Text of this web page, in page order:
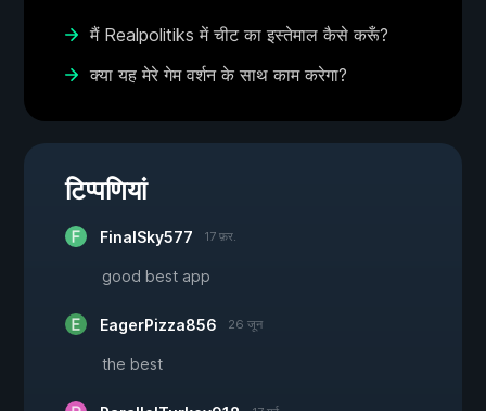
मैं Realpolitiks में चीट का इस्तेमाल कैसे करूँ?
क्या यह मेरे गेम वर्शन के साथ काम करेगा?
टिप्पणियां
FinalSky577 17 फ़र.
good best app
EagerPizza856 26 जून
the best